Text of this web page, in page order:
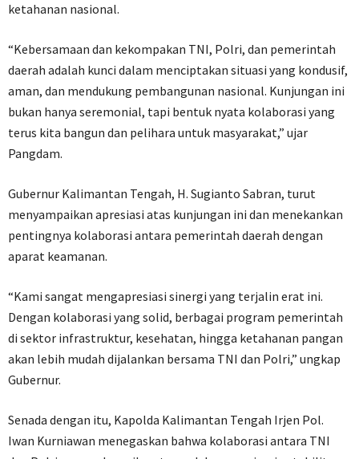
ketahanan nasional.
“Kebersamaan dan kekompakan TNI, Polri, dan pemerintah
daerah adalah kunci dalam menciptakan situasi yang kondusif,
aman, dan mendukung pembangunan nasional. Kunjungan ini
bukan hanya seremonial, tapi bentuk nyata kolaborasi yang
terus kita bangun dan pelihara untuk masyarakat,” ujar
Pangdam.
Gubernur Kalimantan Tengah, H. Sugianto Sabran, turut
menyampaikan apresiasi atas kunjungan ini dan menekankan
pentingnya kolaborasi antara pemerintah daerah dengan
aparat keamanan.
“Kami sangat mengapresiasi sinergi yang terjalin erat ini.
Dengan kolaborasi yang solid, berbagai program pemerintah
di sektor infrastruktur, kesehatan, hingga ketahanan pangan
akan lebih mudah dijalankan bersama TNI dan Polri,” ungkap
Gubernur.
Senada dengan itu, Kapolda Kalimantan Tengah Irjen Pol.
Iwan Kurniawan menegaskan bahwa kolaborasi antara TNI